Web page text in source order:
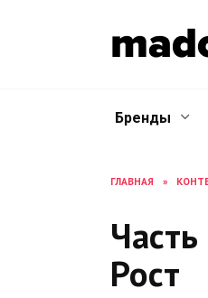
Бренды
ГЛАВНАЯ »
Рост